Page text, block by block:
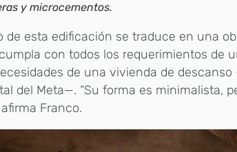
y microcementos.
de esta edificación se traduce en una
con todos los requerimientos de
de una vivienda de
del Meta—. “Su forma es minimalista,
Franco.